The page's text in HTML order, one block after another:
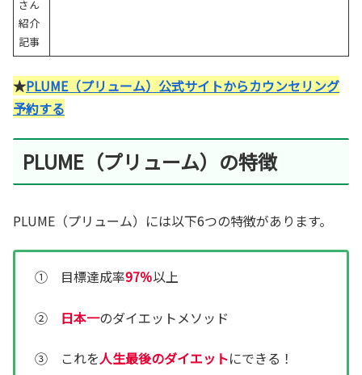
さん
紹介
記事
★PLUME（プリューム）公式サイトからカウンセリング
予約する
PLUME（プリューム）の特徴
PLUME（プリューム）には以下6つの特徴があります。
① 目標達成率97％以上
② 日本一のダイエットメソッド
③ これを人生最後のダイエットにできる！